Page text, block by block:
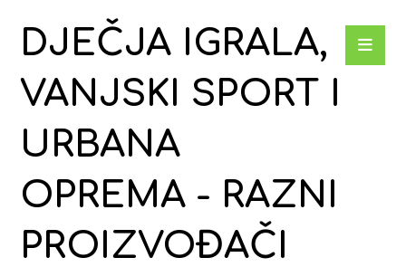
DJEČJA IGRALA,
VANJSKI SPORT I
URBANA
OPREMA - RAZNI
PROIZVOĐAČI